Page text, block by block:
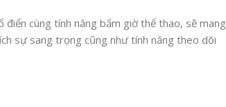
điển cùng tính năng bấm giờ thể thao, sẽ mang
sự sang trọng cũng như tính năng theo dõi